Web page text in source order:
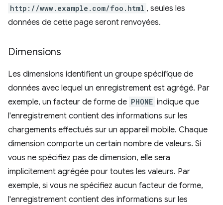
http://www.example.com/foo.html , seules les
données de cette page seront renvoyées.
Dimensions
Les dimensions identifient un groupe spécifique de
données avec lequel un enregistrement est agrégé. Par
exemple, un facteur de forme de PHONE indique que
l'enregistrement contient des informations sur les
chargements effectués sur un appareil mobile. Chaque
dimension comporte un certain nombre de valeurs. Si
vous ne spécifiez pas de dimension, elle sera
implicitement agrégée pour toutes les valeurs. Par
exemple, si vous ne spécifiez aucun facteur de forme,
l'enregistrement contient des informations sur les